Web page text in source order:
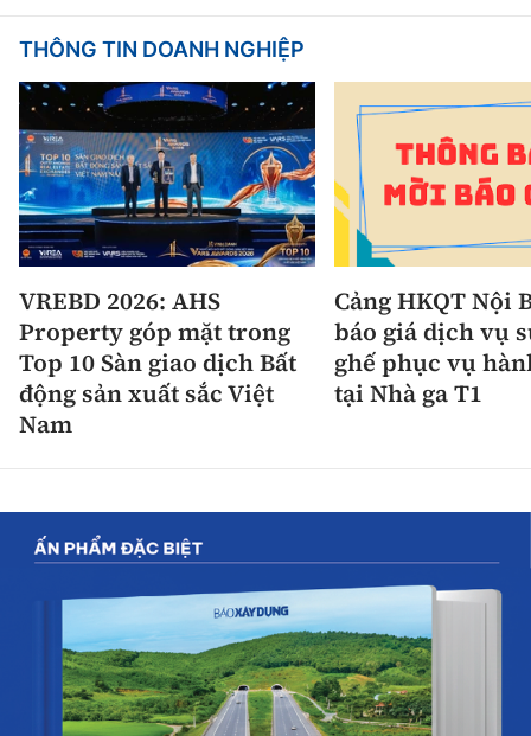
THÔNG TIN DOANH NGHIỆP
VREBD 2026: AHS
Property góp mặt trong
Top 10 Sàn giao dịch Bất
động sản xuất sắc Việt
Nam
Cảng HKQT Nội
báo giá dịch vụ
ghế phục vụ
tại Nhà ga T1